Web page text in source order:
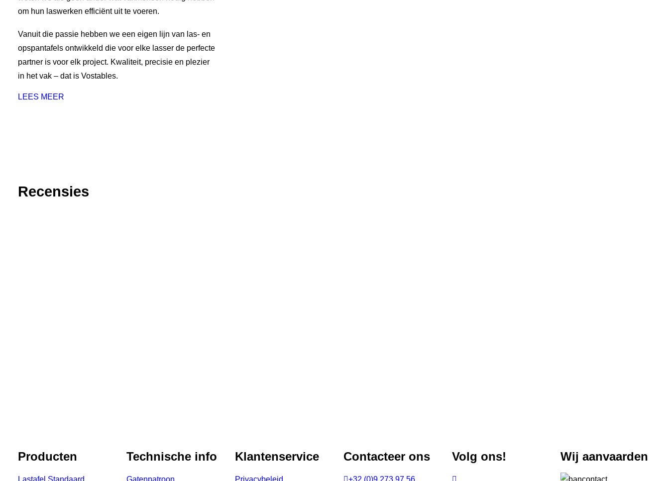
om hun laswerken efficiënt uit te voeren.
Vanuit die passie hebben we een eigen lijn van las- en
opspantafels ontwikkeld die voor elke lasser de perfecte
partner is voor elk project. Kwaliteit, precisie en plezier
in het vak – dat is Vostables.
LEES MEER
Recensies
Producten
Lastafel Standaard
Technische info
Gatenpatroon
Klantenservice
Privacybeleid
Contacteer ons
+32 (0)9 273 97 56
Volg ons!

Wij aanvaarden